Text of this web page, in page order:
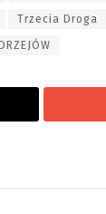
Trzecia Droga